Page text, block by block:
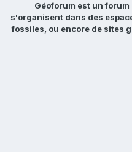
Géoforum est un
s'organisent dans des
fossiles, ou encore de sites